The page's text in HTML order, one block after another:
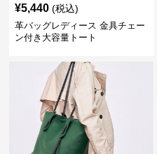
¥5,440 (税込)
革バッグレディース 金具チェー
ン付き大容量トート